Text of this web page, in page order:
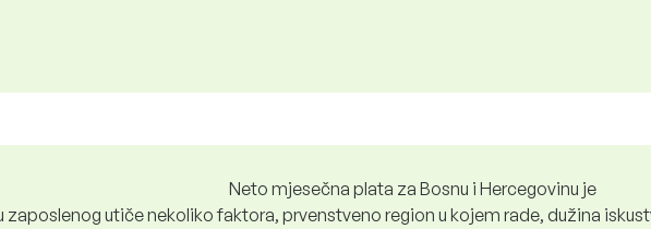
Neto mjesečna plata za Bosnu i Hercegovinu je
zaposlenog utiče nekoliko faktora, prvenstveno region u kojem rade, dužina